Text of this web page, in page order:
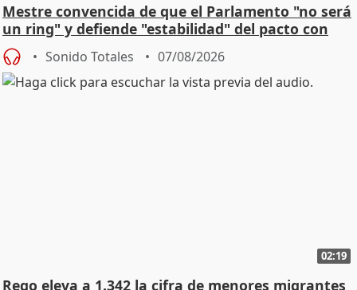
Mestre convencida de que el Parlamento "no será
un ring" y defiende "estabilidad" del pacto con
Vox
Sonido Totales 07/08/2026
02:19
Rego eleva a 1.342 la cifra de menores migrantes